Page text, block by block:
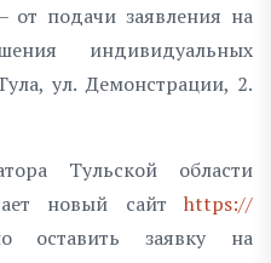
от подачи заявления на
индивидуальных
ул. Демонстрации, 2.
Тульской области
новый сайт https://
заявку на